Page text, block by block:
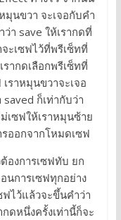
มุนขวา จะเจอกับคำ
ว่า save ให้เรากดที่
ะเซฟไว้ที่พรีเซ็ทที่
รากดเลือกพรีเซ็ทที่
ราหมุนขวาจะเจอ
ก็เท่ากับว่า
เซฟให้เราหมุนซ้าย
ออกจากโหมดเซฟ
องการเซฟทับ ยก
นการเซฟทุกอย่าง
ฟไว้แล้วจะขึ้นคำว่า
ดหนึ่งครั้งเท่านี้ก็จะ